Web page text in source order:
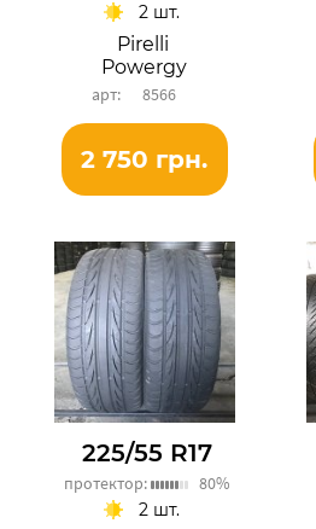
Pirelli
Powergy
8566
2 шт.
2 750 грн.
225/55 R17
протектор: 80%
2 шт.